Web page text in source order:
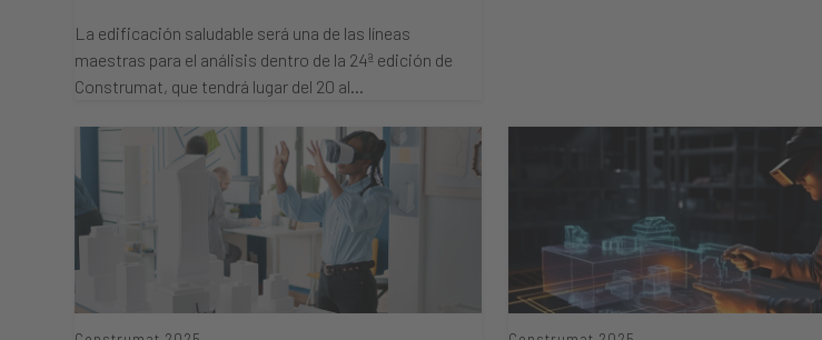
La edificación saludable será una de las líneas
maestras para el análisis dentro de la 24ª edición de
Construmat, que tendrá lugar del 20 al…